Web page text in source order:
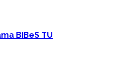
BIBeS TU